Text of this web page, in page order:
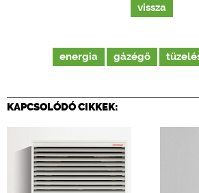
vissza
energia gázégő
KAPCSOLÓDÓ CIKKEK: